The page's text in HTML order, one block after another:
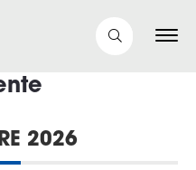
2026